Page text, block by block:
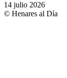
14 julio 2026
© Henares al Día